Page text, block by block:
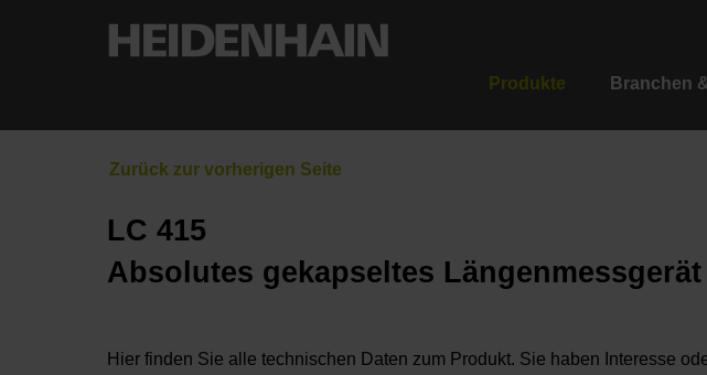
Produkte Branchen
LC 415
Absolutes gekapseltes
Hier finden Sie alle technischen Daten zum Produkt. Sie haben Interesse